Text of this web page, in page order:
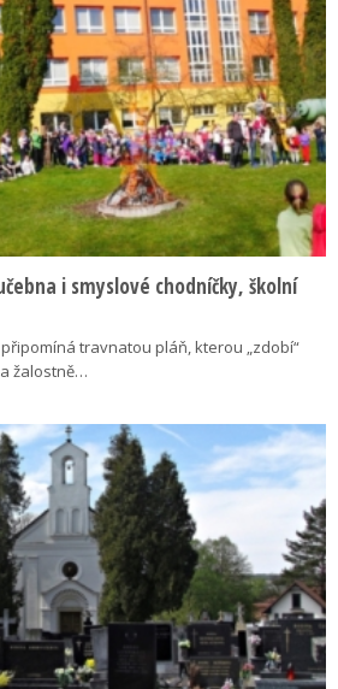
i smyslové chodníčky, školní
travnatou pláň, kterou „zdobí“
žalostně…